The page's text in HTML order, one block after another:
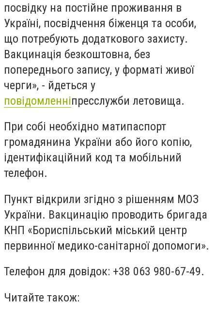
посвідку на постійне проживання в
Україні, посвідчення біженця та особи,
що потребують додаткового захисту.
Вакцинація безкоштовна, без
попереднього запису, у форматі живої
черги», - йдеться у
повідомленніпресслужби летовища.
При собі необхідно матипаспорт
громадянина України або його копію,
ідентифікаційний код та мобільний
телефон.
Пункт відкрили згідно з рішенням МОЗ
України. Вакцинацію проводить бригада
КНП «Бориспільський міський центр
первинної медико-санітарної допомоги».
Телефон для довідок: +38 063 980-67-49.
Читайте також: